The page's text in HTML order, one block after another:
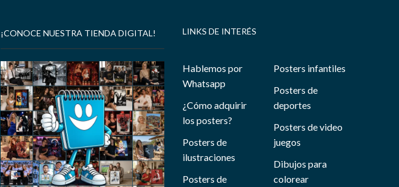
¡CONOCE NUESTRA TIENDA DIGITAL! LINKS DE INTERÉS
Hablemos por
Whatsapp
¿Cómo adquirir
los posters?
Posters de
ilustraciones
Posters de
Posters infantiles
Posters de
deportes
Posters de video
juegos
Dibujos para
colorear